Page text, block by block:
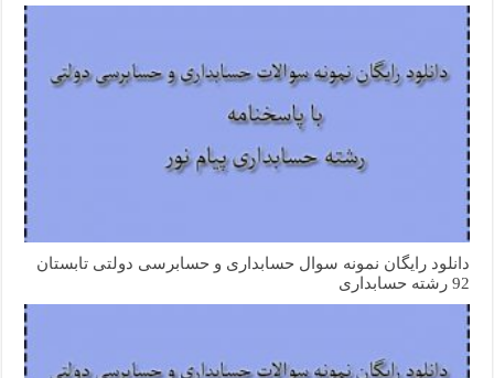
دانلود رایگان نمونه سوال حسابداری و حسابرسی دولتی تابستان
92 رشته حسابداری